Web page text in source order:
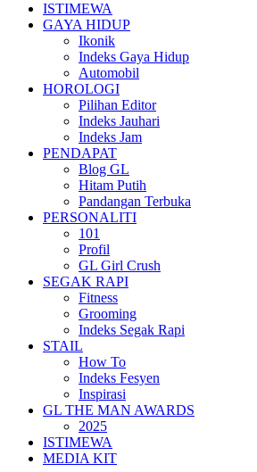
ISTIMEWA
GAYA HIDUP
Ikonik
Indeks Gaya Hidup
Automobil
HOROLOGI
Pilihan Editor
Indeks Jauhari
Indeks Jam
PENDAPAT
Blog GL
Hitam Putih
Pandangan Terbuka
PERSONALITI
101
Profil
GL Girl Crush
SEGAK RAPI
Fitness
Grooming
Indeks Segak Rapi
STAIL
How To
Indeks Fesyen
Inspirasi
GL THE MAN AWARDS
2025
ISTIMEWA
MEDIA KIT